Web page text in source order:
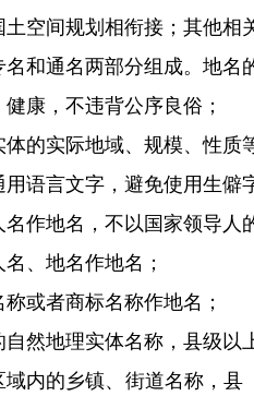
间规划相衔接；其他相
名和通名两部分组成。地名
，不违背公序良俗；
的实际地域、规模、性质
语言文字，避免使用生僻
地名，不以国家领导人
、地名作地名；
者商标名称作地名；
地理实体名称，县级以
的乡镇、街道名称，县